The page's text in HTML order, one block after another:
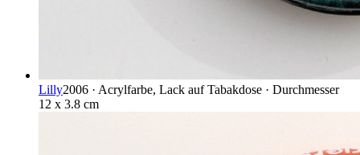
Lilly2006 · Acrylfarbe, Lack auf Tabakdose · Durchmesser
12 x 3.8 cm